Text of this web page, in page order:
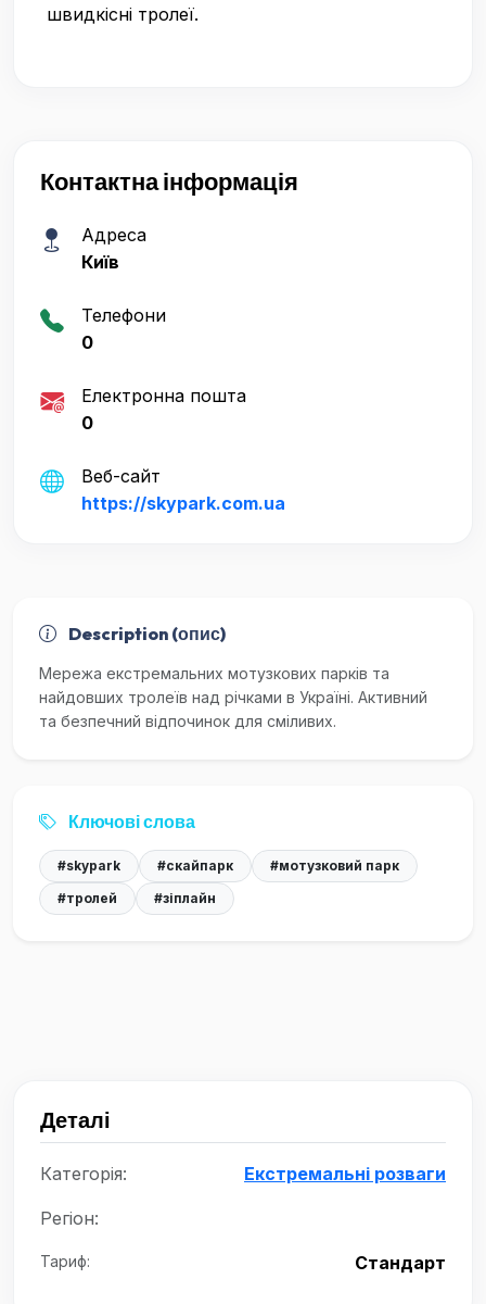
швидкісні тролеї.
Контактна інформація
Адреса
Київ
Телефони
0
Електронна пошта
0
Веб-сайт
https://skypark.com.ua
Description (опис)
Мережа екстремальних мотузкових парків та
найдовших тролеїв над річками в Україні. Активний
та безпечний відпочинок для сміливих.
Ключові слова
#skypark #скайпарк
#мотузковий парк
#тролей
#зіплайн
Деталі
Категорія: Екстремальні розваги
Регіон:
Тариф: Стандарт